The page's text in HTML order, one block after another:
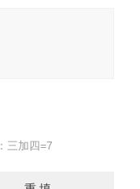
三加四=7